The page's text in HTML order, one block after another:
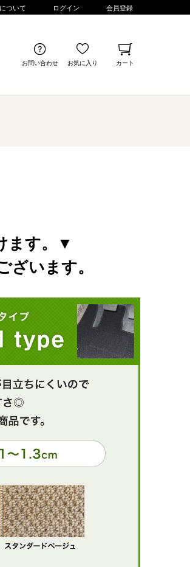
ついて ログイン 会員登録
お問い合わせ お気に入り カート
ます。▼
ざいます。